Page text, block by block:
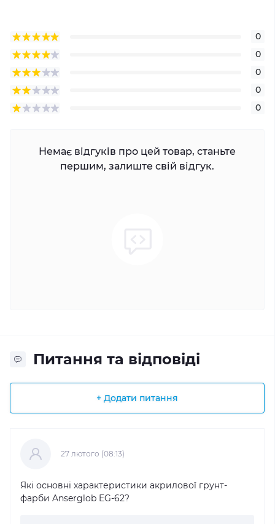
0
0
0
0
0
Немає відгуків про цей товар, станьте
першим, залиште свій відгук.
Питання та відповіді
+ Додати питання
27 лютого (08:13)
Які основні характеристики акрилової грунт-
фарби Anserglob EG-62?